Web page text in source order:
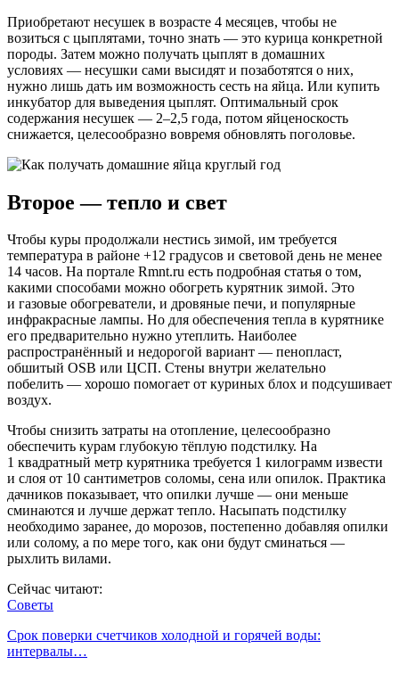
Приобретают несушек в возрасте 4 месяцев, чтобы не
возиться с цыплятами, точно знать — это курица конкретной
породы. Затем можно получать цыплят в домашних
условиях — несушки сами высидят и позаботятся о них,
нужно лишь дать им возможность сесть на яйца. Или купить
инкубатор для выведения цыплят. Оптимальный срок
содержания несушек — 2–2,5 года, потом яйценоскость
снижается, целесообразно вовремя обновлять поголовье.
Второе — тепло и свет
Чтобы куры продолжали нестись зимой, им требуется
температура в районе +12 градусов и световой день не менее
14 часов. На портале Rmnt.ru есть подробная статья о том,
какими способами можно обогреть курятник зимой. Это
и газовые обогреватели, и дровяные печи, и популярные
инфракрасные лампы. Но для обеспечения тепла в курятнике
его предварительно нужно утеплить. Наиболее
распространённый и недорогой вариант — пенопласт,
обшитый OSB или ЦСП. Стены внутри желательно
побелить — хорошо помогает от куриных блох и подсушивает
воздух.
Чтобы снизить затраты на отопление, целесообразно
обеспечить курам глубокую тёплую подстилку. На
1 квадратный метр курятника требуется 1 килограмм извести
и слоя от 10 сантиметров соломы, сена или опилок. Практика
дачников показывает, что опилки лучше — они меньше
сминаются и лучше держат тепло. Насыпать подстилку
необходимо заранее, до морозов, постепенно добавляя опилки
или солому, а по мере того, как они будут сминаться —
рыхлить вилами.
Сейчас читают:
Советы
Срок поверки счетчиков холодной и горячей воды:
интервалы…